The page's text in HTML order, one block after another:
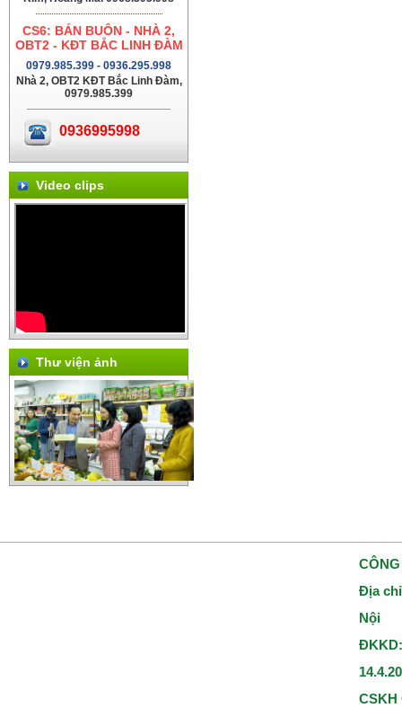
CS6: BÁN BUÔN - NHÀ 2,
OBT2 - KĐT BẮC LINH ĐÀM
0979.985.399 - 0936.295.998
Nhà 2, OBT2 KĐT Bắc Linh Đàm,
0979.985.399
0936995998
Video clips
Thư viện ảnh
Địa
Nội
CSKH